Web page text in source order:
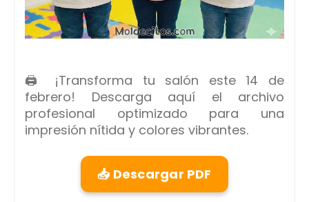
🖨️ ¡Transforma tu salón este 14 de
febrero! Descarga aquí el archivo
profesional optimizado para una
impresión nítida y colores vibrantes.
📥 Descargar PDF